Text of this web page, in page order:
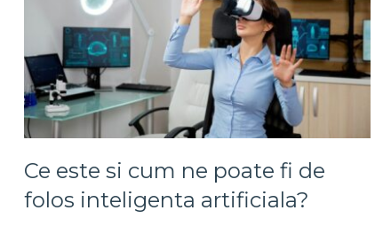
Ce este si cum ne poate fi de
folos inteligenta artificiala?